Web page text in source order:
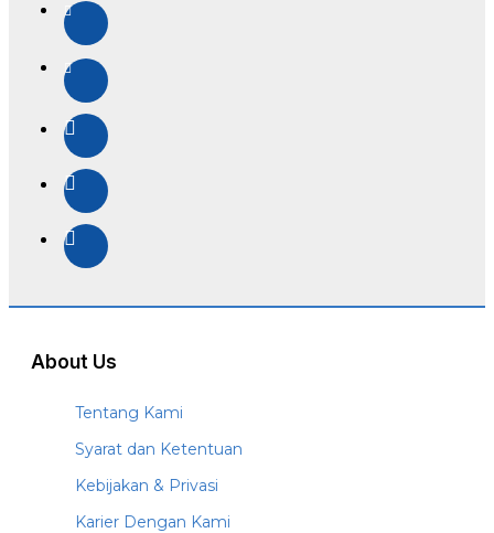
About Us
Tentang Kami
Syarat dan Ketentuan
Kebijakan & Privasi
Karier Dengan Kami